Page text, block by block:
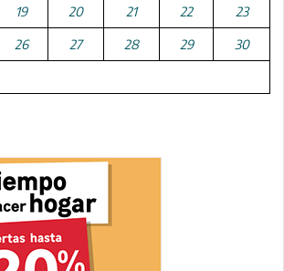
19 20 21 22 23
26 27 28 29 30